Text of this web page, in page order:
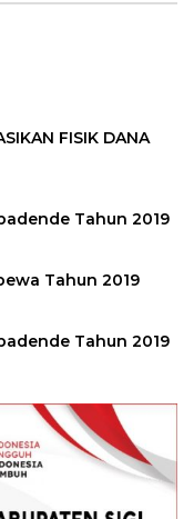
FISIK DANA
Tahun 2019
Tahun 2019
Tahun 2019